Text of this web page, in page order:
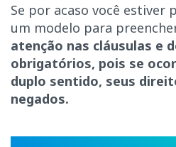
Se por acaso você estiver
um modelo para
atenção nas cláusulas e
obrigatórios, pois se
duplo sentido, seus
negados.